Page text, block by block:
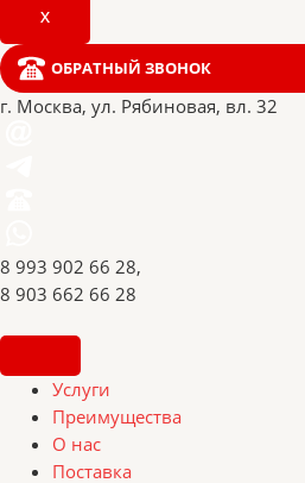
X
ОБРАТНЫЙ ЗВОНОК
г. Москва, ул. Рябиновая, вл. 32
8 993 902 66 28,
8 903 662 66 28
Услуги
Преимущества
О нас
Поставка